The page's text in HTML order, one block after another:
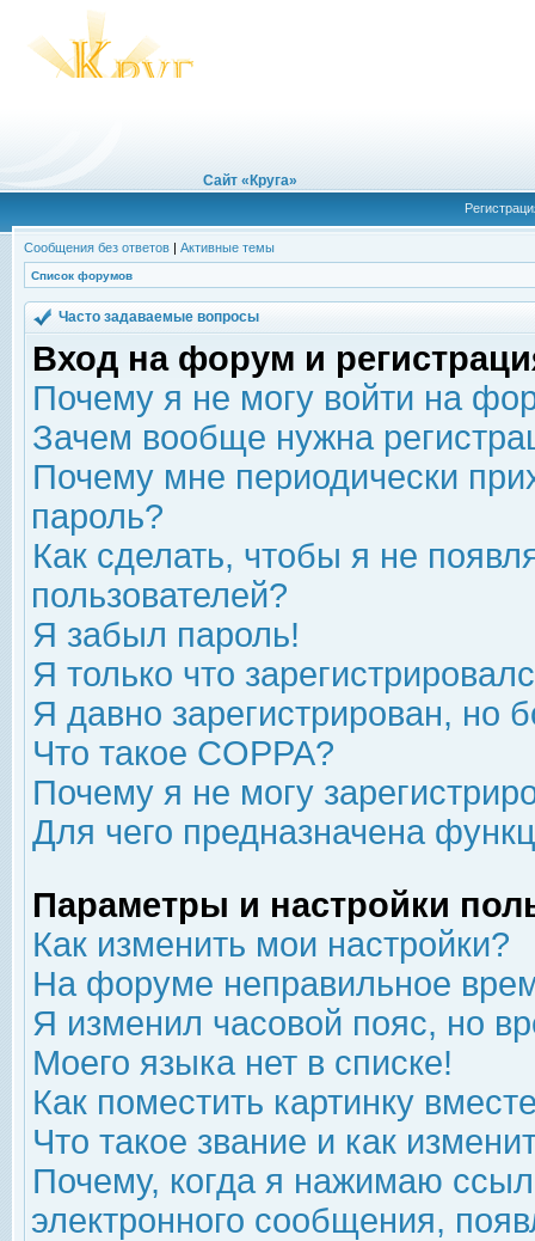
Сайт «Круга»
Сообщения без ответов | Активные темы
Список форумов
Часто задаваемые вопросы
Вход на форум и
Почему я не могу войти на
Зачем вообще нужна
Почему мне периодически
пароль?
Как сделать, чтобы я не
пользователей?
Я забыл пароль!
Я только что
Я давно зарегистрирован, но
Что такое COPPA?
Почему я не могу
Для чего предназначена
Параметры и настройки
Как изменить мои настройки?
На форуме неправильное
Я изменил часовой пояс, но
Моего языка нет в списке!
Как поместить картинку
Что такое звание и как
Почему, когда я нажимаю
электронного сообщения,